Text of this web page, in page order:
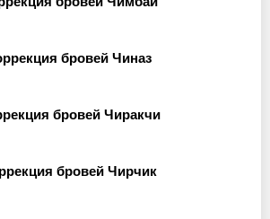
бровей Чиназ
бровей Чиракчи
бровей Чирчик